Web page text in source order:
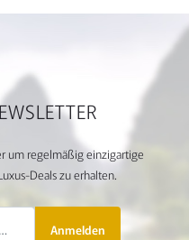
um regelmäßig einzigartige
Deals zu erhalten.
Anmelden